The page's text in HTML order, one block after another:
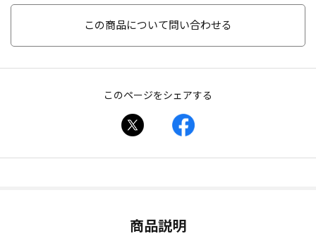
この商品について問い合わせる
このページをシェアする
商品説明